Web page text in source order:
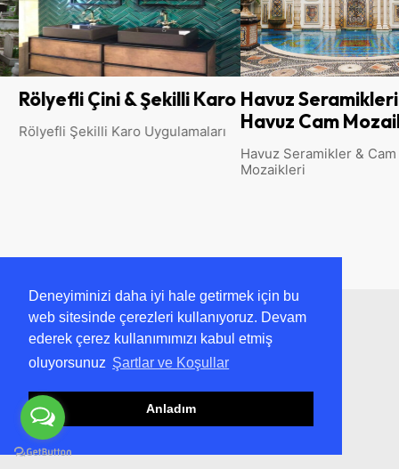
Deneyiminizi daha iyi hale getirmek için bu
web sitesinde çerezleri kullanıyoruz. Devam
ederek çerez kullanımımızı kabul etmiş
oluyorsunuz Şartlar ve Koşullar
Anladım
Rölyefli Çini & Şekilli Karo
Rölyefli Şekilli Karo Uygulamaları
Havuz Seramikleri
Havuz Cam
Havuz Seramikler & Cam
Mozaikleri
Kütahya Çini Ailesi Olarak ; 1940’tan Beri
Misyonumuz Mimaride Osmanlı Sanatını ve